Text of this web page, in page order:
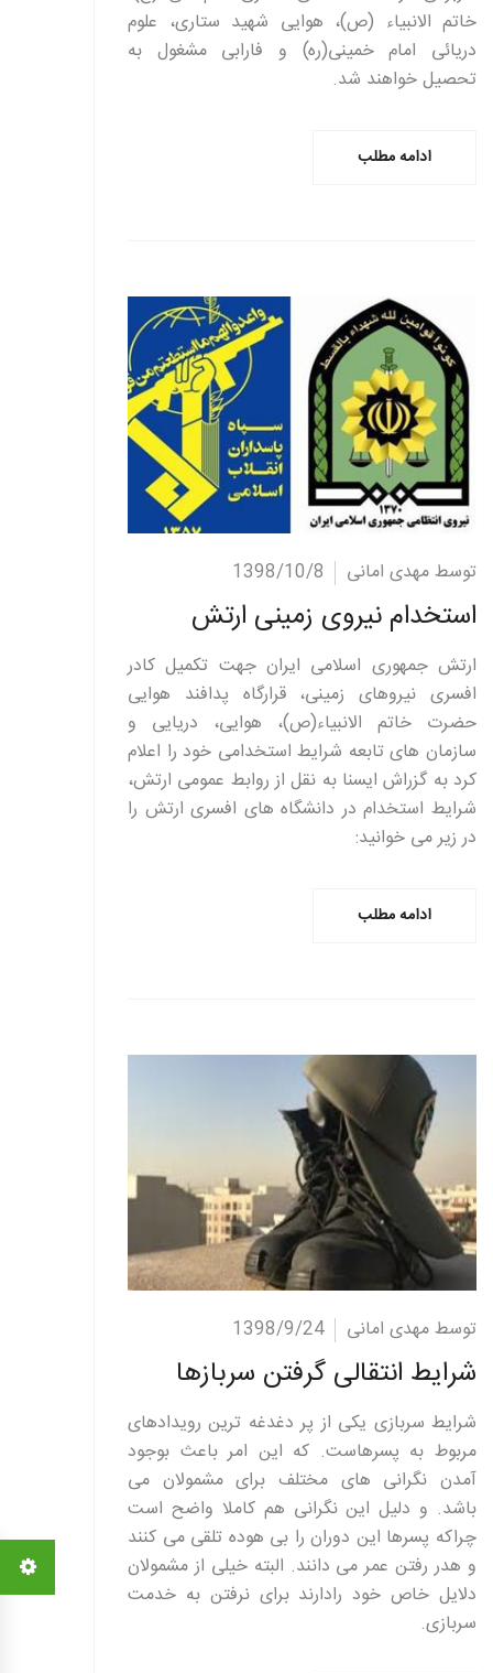
خاتم الانبیاء (ص)، هوایی شهید ستاری، علوم
دریائی امام خمینی(ره) و فارابی مشغول به
تحصیل خواهند شد.
ادامه مطلب
ادامه مطلب توسط مهدی امانی 1398/10/8
استخدام نیروی زمینی ارتش
ارتش جمهوری اسلامی ایران جهت تکمیل کادر
افسری نیروهای زمینی، قرارگاه پدافند هوایی
حضرت خاتم الانبیاء(ص)، هوایی، دریایی و
سازمان های تابعه شرایط استخدامی خود را اعلام
کرد به گزراش ایسنا به نقل از روابط عمومی ارتش،
شرایط استخدام در دانشگاه های افسری ارتش را
در زیر می خوانید:
ادامه مطلب
ادامه مطلب توسط مهدی امانی 1398/9/24
شرایط انتقالی گرفتن سربازها
شرایط سربازی یکی از پر دغدغه ترین رویدادهای
مربوط به پسرهاست. که این امر باعث بوجود
آمدن نگرانی های مختلف برای مشمولان می
باشد. و دلیل این نگرانی هم کاملا واضح است
چراکه پسرها این دوران را بی هوده تلقی می کنند
و هدر رفتن عمر می دانند. البته خیلی از مشمولان
دلایل خاص خود رادارند برای نرفتن به خدمت
سربازی.